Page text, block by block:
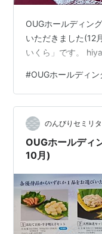
OUGホールディン
いただきました(12
いくら」です。
#OUGホールディン
のんびりセミリ
OUGホールディ
10月)